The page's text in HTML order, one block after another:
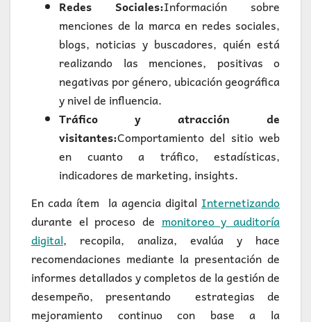
Redes Sociales:Información sobre
menciones de la marca en redes sociales,
blogs, noticias y buscadores, quién está
realizando las menciones, positivas o
negativas por género, ubicación geográfica
y nivel de influencia.
Tráfico y atracción de
visitantes:Comportamiento del sitio web
en cuanto a tráfico, estadísticas,
indicadores de marketing, insights.
En cada ítem la agencia digital Internetizando
durante el proceso de monitoreo y auditoría
digital, recopila, analiza, evalúa y hace
recomendaciones mediante la presentación de
informes detallados y completos de la gestión de
desempeño, presentando estrategias de
mejoramiento continuo con base a la